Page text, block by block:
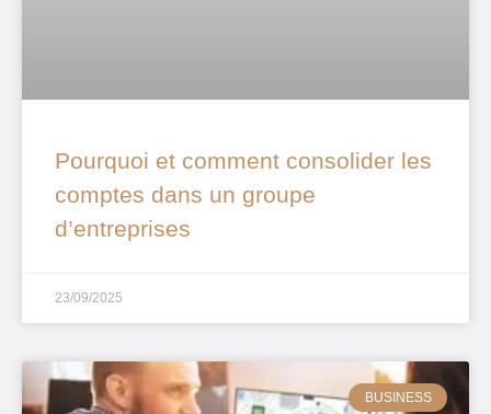
Pourquoi et comment consolider les
comptes dans un groupe
d’entreprises
23/09/2025
BUSINESS